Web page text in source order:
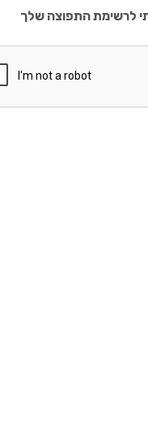
לרשימת התפוצה שלך